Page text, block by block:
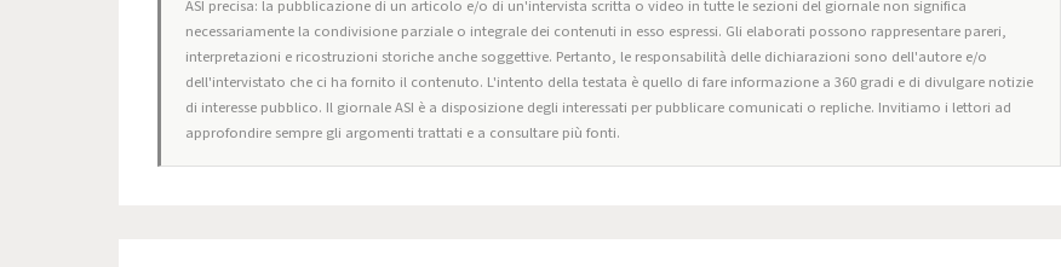
ASI precisa: la pubblicazione di un articolo e/o di un'intervista scritta o video in tutte le sezioni del giornale non significa
necessariamente la condivisione parziale o integrale dei contenuti in esso espressi. Gli elaborati possono rappresentare pareri,
interpretazioni e ricostruzioni storiche anche soggettive. Pertanto, le responsabilità delle dichiarazioni sono dell'autore e/o
dell'intervistato che ci ha fornito il contenuto. L'intento della testata è quello di fare informazione a 360 gradi e di divulgare notizie
di interesse pubblico. Il giornale ASI è a disposizione degli interessati per pubblicare comunicati o repliche. Invitiamo i lettori ad
approfondire sempre gli argomenti trattati e a consultare più fonti.